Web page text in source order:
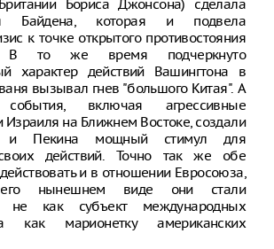
Бориса Джонсона) сделала
Байдена, которая и подвела
к точке открытого противостояния
В то же время подчеркнуто
характер действий Вашингтона в
вызывал гнев "большого Китая". А
события, включая агрессивные
Израиля на Ближнем Востоке, создали
и Пекина мощный стимул для
действий. Точно так же обе
и в отношении Евросоюза,
нынешнем виде они стали
не как субъект международных
как марионетку американских